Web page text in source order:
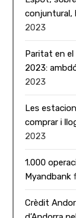
conjuntural,
2023
Paritat en el
2023:
2023
Les
comprar i
2023
1.000
Myandbank
Crèdit